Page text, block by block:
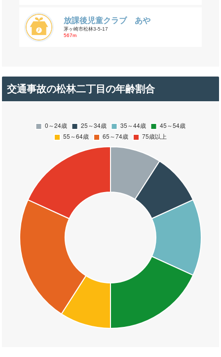
放課後児童クラブ あや
茅ヶ崎市松林3-5-17
567m
交通事故の松林二丁目の年齢割合